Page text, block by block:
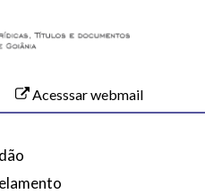
Acesssar webmail